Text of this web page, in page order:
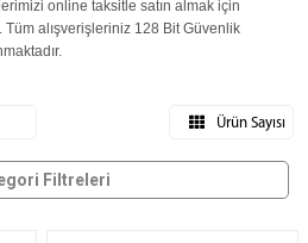
online taksitle satın almak için
alışverişleriniz 128 Bit Güvenlik
Ürün Sayısı
Filtreleri